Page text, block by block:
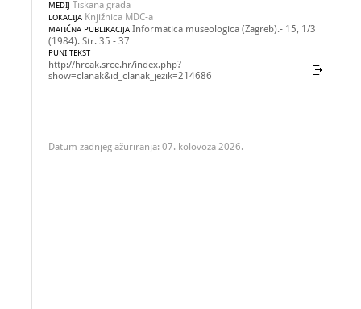
MEDIJ Tiskana građa
LOKACIJA Knjižnica MDC-a
MATIČNA PUBLIKACIJA Informatica museologica (Zagreb).- 15, 1/3
(1984). Str. 35 - 37
PUNI TEKST
http://hrcak.srce.hr/index.php?
show=clanak&id_clanak_jezik=214686
Datum zadnjeg ažuriranja: 07. kolovoza 2026.